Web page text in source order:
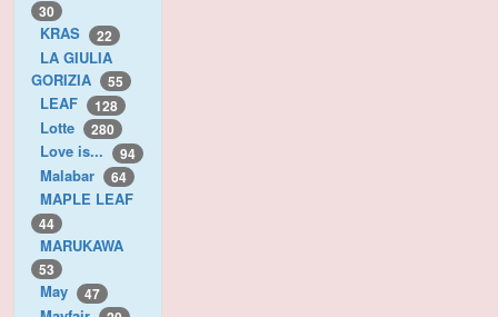
30
KRAS 22
LA GIULIA
GORIZIA
55
LEAF 128
Lotte 280
Love is... 94
Malabar 64
MAPLE LEAF
44
MARUKAWA
53
May 47